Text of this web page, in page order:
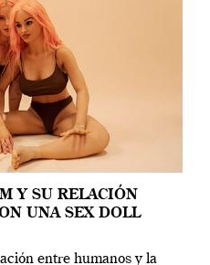
Y SU RELACIÓN
UNA SEX DOLL
entre humanos y la